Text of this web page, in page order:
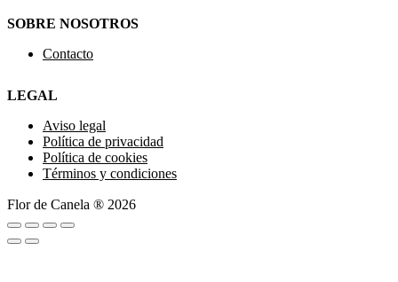
SOBRE NOSOTROS
Contacto
LEGAL
Aviso legal
Política de privacidad
Política de cookies
Términos y condiciones
Flor de Canela ® 2026